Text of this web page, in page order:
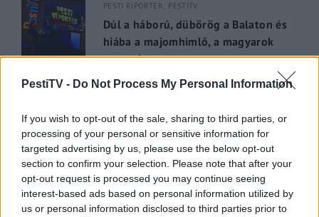
PestiTV - Do Not Process My Personal Information
If you wish to opt-out of the sale, sharing to third parties, or
processing of your personal or sensitive information for
targeted advertising by us, please use the below opt-out
section to confirm your selection. Please note that after your
opt-out request is processed you may continue seeing
interest-based ads based on personal information utilized by
us or personal information disclosed to third parties prior to
PESTI RIPORTER PESTITV
Dúl a háború, dübörög a Balaton és
hiába a majomhimlő, a magyarok
utaznak
2022.05.31.
GERILLA BÁR PESTITV
Kiderült Geszler Dorottya
szépségének titka
2022.05.31.
GERILLA BÁR PESTITV